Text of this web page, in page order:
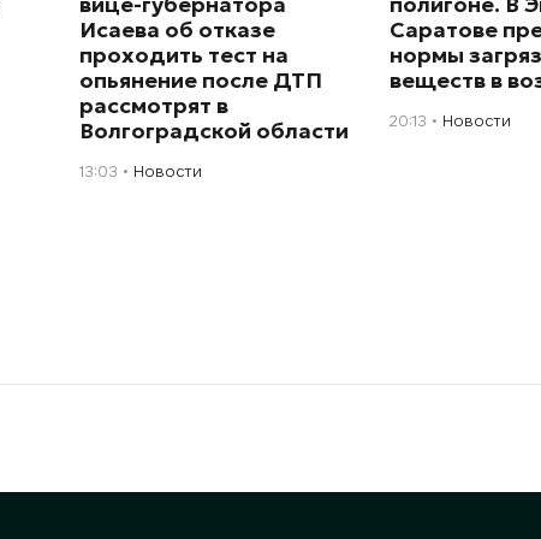
Исаева об отказе
проходить тест на
опьянение после ДТП
рассмотрят в
Волгоградской области
13:03 Новости
Саратове
нормы
веществ в
20:13 Новости